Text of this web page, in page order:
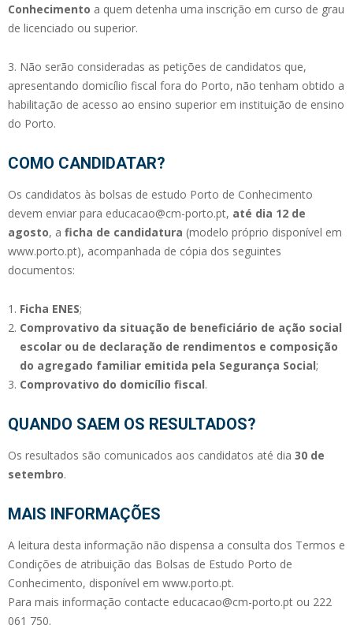
Conhecimento a quem detenha uma inscrição em curso de grau
de licenciado ou superior.
3. Não serão consideradas as petições de candidatos que,
apresentando domicílio fiscal fora do Porto, não tenham obtido a
habilitação de acesso ao ensino superior em instituição de ensino
do Porto.
COMO CANDIDATAR?
Os candidatos às bolsas de estudo Porto de Conhecimento
devem enviar para educacao@cm-porto.pt, até dia 12 de
agosto, a ficha de candidatura (modelo próprio disponível em
www.porto.pt), acompanhada de cópia dos seguintes
documentos:
Ficha ENES;
Comprovativo da situação de beneficiário de ação social
escolar ou de declaração de rendimentos e composição
do agregado familiar emitida pela Segurança Social;
Comprovativo do domicílio fiscal.
QUANDO SAEM OS RESULTADOS?
Os resultados são comunicados aos candidatos até dia 30 de
setembro.
MAIS INFORMAÇÕES
A leitura desta informação não dispensa a consulta dos Termos e
Condições de atribuição das Bolsas de Estudo Porto de
Conhecimento, disponível em www.porto.pt.
Para mais informação contacte educacao@cm-porto.pt ou 222
061 750.